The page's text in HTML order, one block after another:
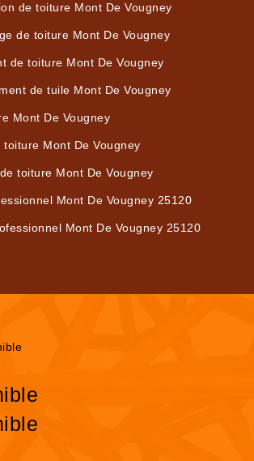
de toiture Mont De Vougney
de toiture Mont De Vougney
de toiture Mont De Vougney
de tuile Mont De Vougney
Mont De Vougney
Mont De Vougney
toiture Mont De Vougney
Mont De Vougney 25120
Mont De Vougney 25120